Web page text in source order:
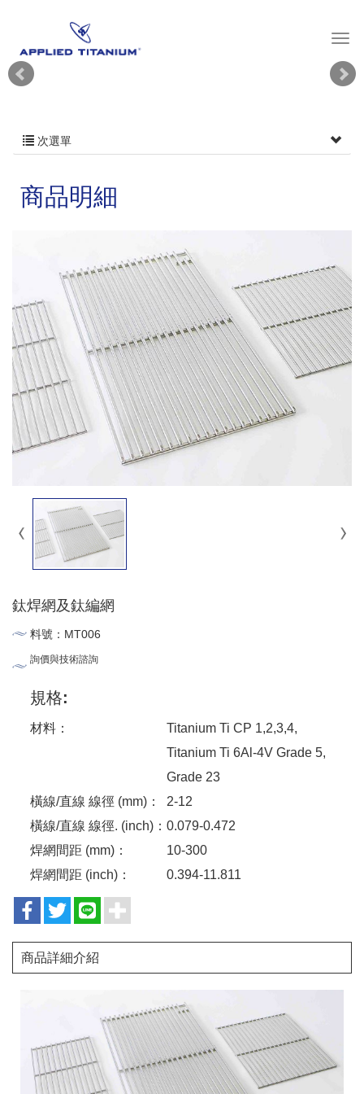
次選單
商品明細
鈦焊網及鈦編網
料號：MT006
詢價與技術諮詢
規格:
材料：
Titanium Ti CP 1,2,3,4,
Titanium Ti 6Al-4V Grade 5,
Grade 23
橫線/直線 線徑 (mm)：
2-12
橫線/直線 線徑. (inch)： 0.079-0.472
焊網間距 (mm)：
10-300
焊網間距 (inch)：
0.394-11.811
商品詳細介紹